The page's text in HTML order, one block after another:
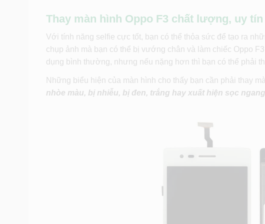
Thay màn hình Oppo F3 chất lượng, uy tín
Với tính năng selfie cực tốt, bạn có thể thỏa sức để tạo ra
chụp ảnh mà bạn có thể bị vướng chân và làm chiếc Oppo
dụng bình thường, nhưng nếu nặng hơn thì bạn có thể phải
Những biểu hiện của màn hình cho thấy bạn cần phải thay
nhòe màu, bị nhiễu, bị đen, trắng hay xuất hiện sọc